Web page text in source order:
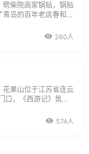
劈柴院高家锅贴，锅贴
岛的百年老店春和楼
中心，免费开放。典
260人
花果山位于江苏省连云
口，《西游记》氛围
，法轮常转。花果山
574人